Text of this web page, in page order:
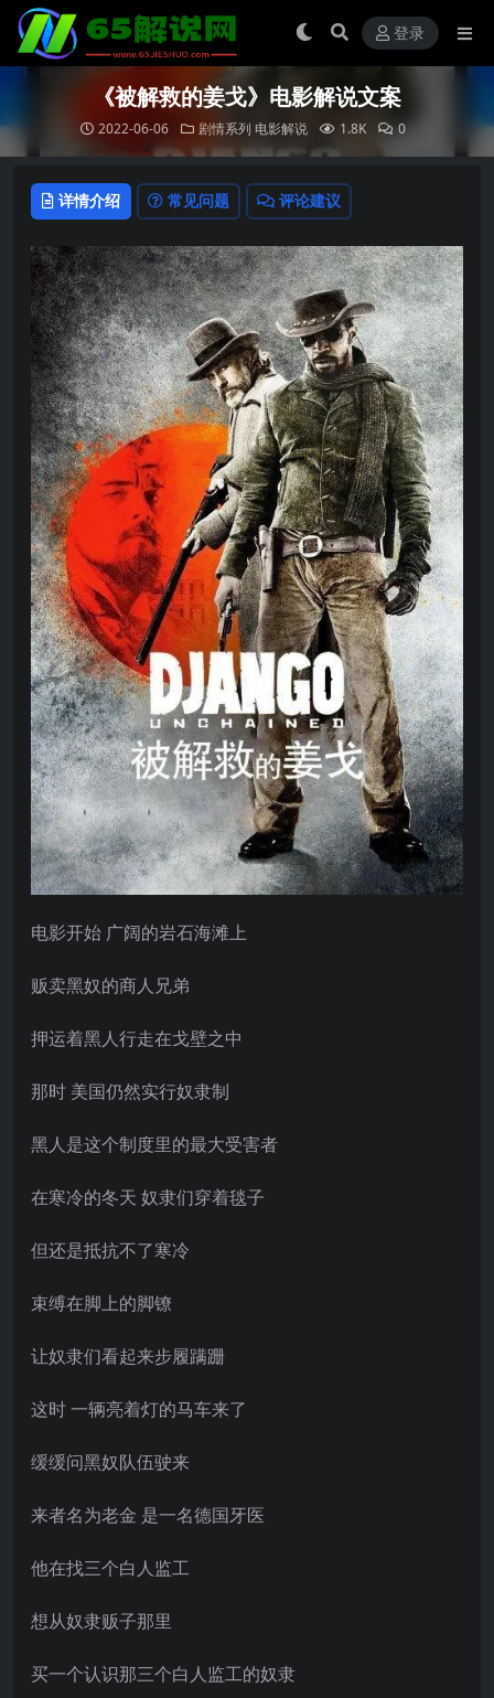
登录
《被解救的姜戈》电影解说文案
2022-06-06 剧情系列 电影解说 1.8K 0
详情介绍 常见问题 评论建议
电影开始 广阔的岩石海滩上
贩卖黑奴的商人兄弟
押运着黑人行走在戈壁之中
那时 美国仍然实行奴隶制
黑人是这个制度里的最大受害者
在寒冷的冬天 奴隶们穿着毯子
但还是抵抗不了寒冷
束缚在脚上的脚镣
让奴隶们看起来步履蹒跚
这时 一辆亮着灯的马车来了
缓缓问黑奴队伍驶来
来者名为老金 是一名德国牙医
他在找三个白人监工
想从奴隶贩子那里
买一个认识那三个白人监工的奴隶